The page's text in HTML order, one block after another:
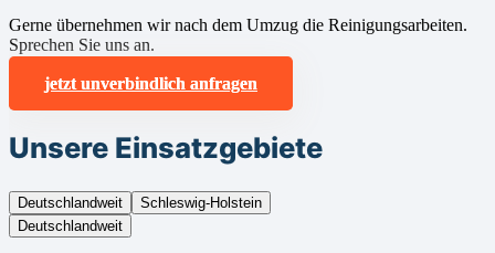
Gerne übernehmen wir nach dem Umzug die Reinigungsarbeiten.
Sprechen Sie uns an.
jetzt unverbindlich anfragen
Unsere Einsatzgebiete
Deutschlandweit
Schleswig-Holstein
Deutschlandweit